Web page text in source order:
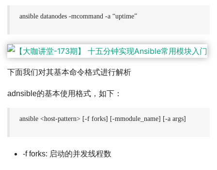
ansible datanodes -mcommand -a “uptime”
下面我们对其基本命令格式进行解析
adnsible的基本使用格式，如下：
ansible <host-pattern> [-f forks] [-mmodule_name] [-a args]
-f forks: 启动的并发线程数